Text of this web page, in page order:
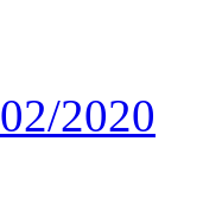
02/2020